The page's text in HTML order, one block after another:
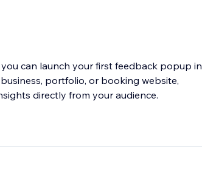
can launch your first feedback popup in
portfolio, or booking website,
directly from your audience.